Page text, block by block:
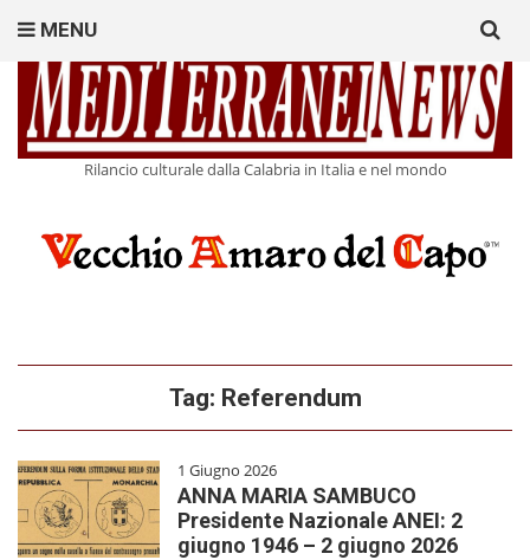
Rilancio culturale dalla Calabria in Italia e nel mondo
MENU
for:
Tag: Referendum
1 Giugno 2026
ANNA MARIA SAMBUCO
Presidente Nazionale ANEI: 2
giugno 1946 – 2 giugno 2026